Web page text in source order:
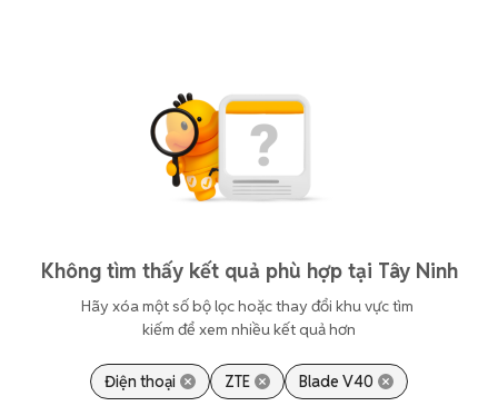
Không tìm thấy kết quả phù hợp tại Tây Ninh
Hãy xóa một số bộ lọc hoặc thay đổi khu vực tìm
kiếm để xem nhiều kết quả hơn
Điện thoại ZTE Blade V40